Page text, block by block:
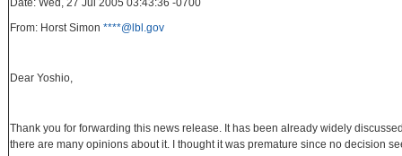
Date: Wed, 27 Jul 2005 03:43:36 -0700
From: Horst Simon ****@lbl.gov
Dear Yoshio,
Thank you for forwarding this news release. It has been already widely
there are many opinions about it. I thought it was premature since no decision